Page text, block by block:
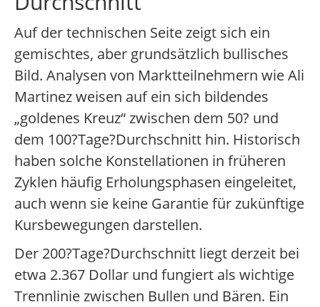
Auf der technischen Seite zeigt sich ein
gemischtes, aber grundsätzlich bullisches
Bild. Analysen von Marktteilnehmern wie Ali
Martinez weisen auf ein sich bildendes
„goldenes Kreuz“ zwischen dem 50? und
dem 100?Tage?Durchschnitt hin. Historisch
haben solche Konstellationen in früheren
Zyklen häufig Erholungsphasen eingeleitet,
auch wenn sie keine Garantie für zukünftige
Kursbewegungen darstellen.
Der 200?Tage?Durchschnitt liegt derzeit bei
etwa 2.367 Dollar und fungiert als wichtige
Trennlinie zwischen Bullen und Bären. Ein